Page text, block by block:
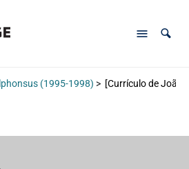
(1995-1998) > [Currículo de João